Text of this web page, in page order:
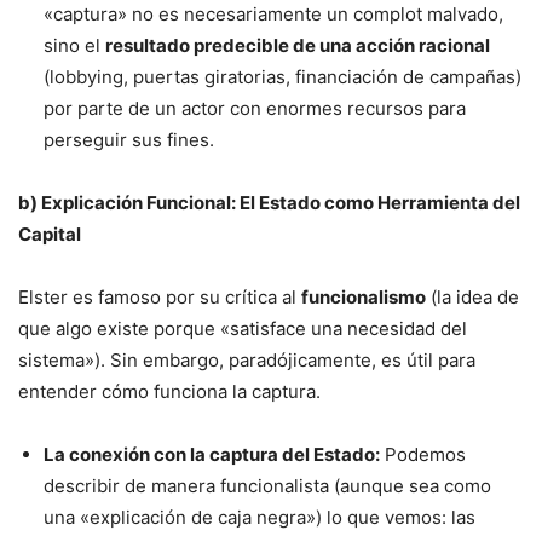
«captura» no es necesariamente un complot malvado,
sino el resultado predecible de una acción racional
(lobbying, puertas giratorias, financiación de campañas)
por parte de un actor con enormes recursos para
perseguir sus fines.
b) Explicación Funcional: El Estado como Herramienta del
Capital
Elster es famoso por su crítica al funcionalismo (la idea de
que algo existe porque «satisface una necesidad del
sistema»). Sin embargo, paradójicamente, es útil para
entender cómo funciona la captura.
La conexión con la captura del Estado: Podemos
describir de manera funcionalista (aunque sea como
una «explicación de caja negra») lo que vemos: las